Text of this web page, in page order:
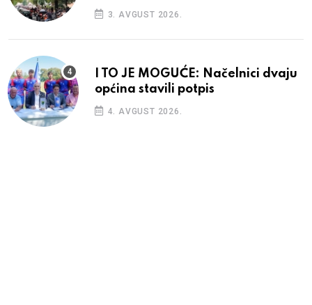
3. AVGUST 2026.
I TO JE MOGUĆE: Načelnici dvaju
općina stavili potpis
4. AVGUST 2026.